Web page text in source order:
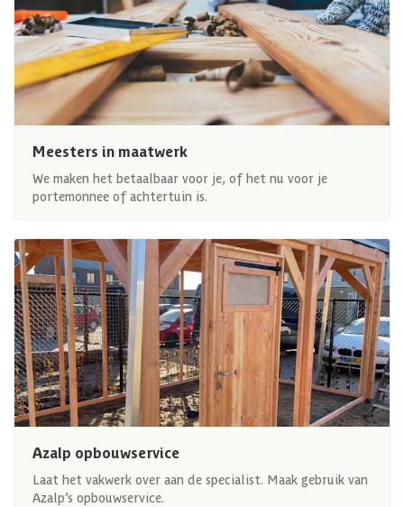
Meesters in maatwerk
We maken het betaalbaar voor je, of het nu voor je
portemonnee of achtertuin is.
Azalp opbouwservice
Laat het vakwerk over aan de specialist. Maak gebruik van
Azalp’s opbouwservice.